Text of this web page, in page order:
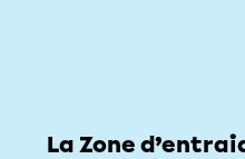
La Zone